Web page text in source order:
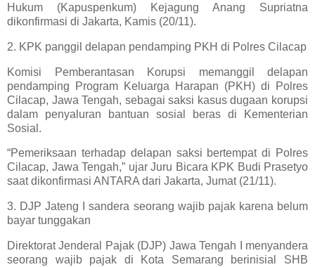
Hukum (Kapuspenkum) Kejagung Anang Supriatna
dikonfirmasi di Jakarta, Kamis (20/11).
2. KPK panggil delapan pendamping PKH di Polres Cilacap
Komisi Pemberantasan Korupsi memanggil delapan
pendamping Program Keluarga Harapan (PKH) di Polres
Cilacap, Jawa Tengah, sebagai saksi kasus dugaan korupsi
dalam penyaluran bantuan sosial beras di Kementerian
Sosial.
“Pemeriksaan terhadap delapan saksi bertempat di Polres
Cilacap, Jawa Tengah,” ujar Juru Bicara KPK Budi Prasetyo
saat dikonfirmasi ANTARA dari Jakarta, Jumat (21/11).
3. DJP Jateng I sandera seorang wajib pajak karena belum
bayar tunggakan
Direktorat Jenderal Pajak (DJP) Jawa Tengah I menyandera
seorang wajib pajak di Kota Semarang berinisial SHB